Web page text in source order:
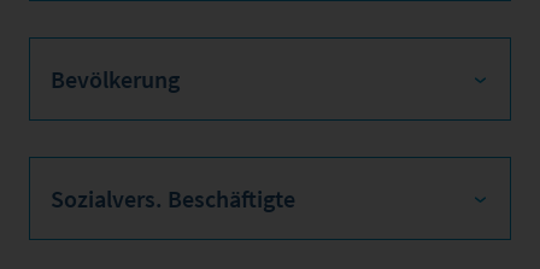
Bevölkerung
Sozialvers. Beschäftigte